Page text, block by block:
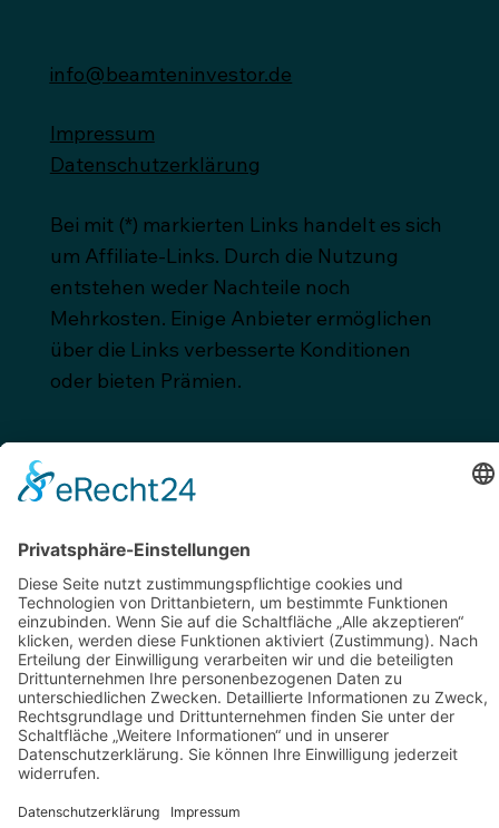
info@beamteninvestor.de
Impressum
Datenschutzerklärung
Bei mit (*) markierten Links handelt es sich
um Affiliate-Links. Durch die Nutzung
entstehen weder Nachteile noch
Mehrkosten. Einige Anbieter ermöglichen
über die Links verbesserte Konditionen
oder bieten Prämien.
© 2025 by Kraut & Rüben Studio